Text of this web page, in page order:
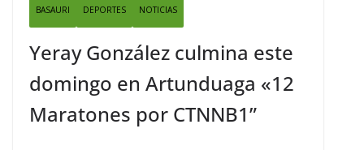
BASAURI DEPORTES NOTICIAS
Yeray González culmina este
domingo en Artunduaga «12
Maratones por CTNNB1”